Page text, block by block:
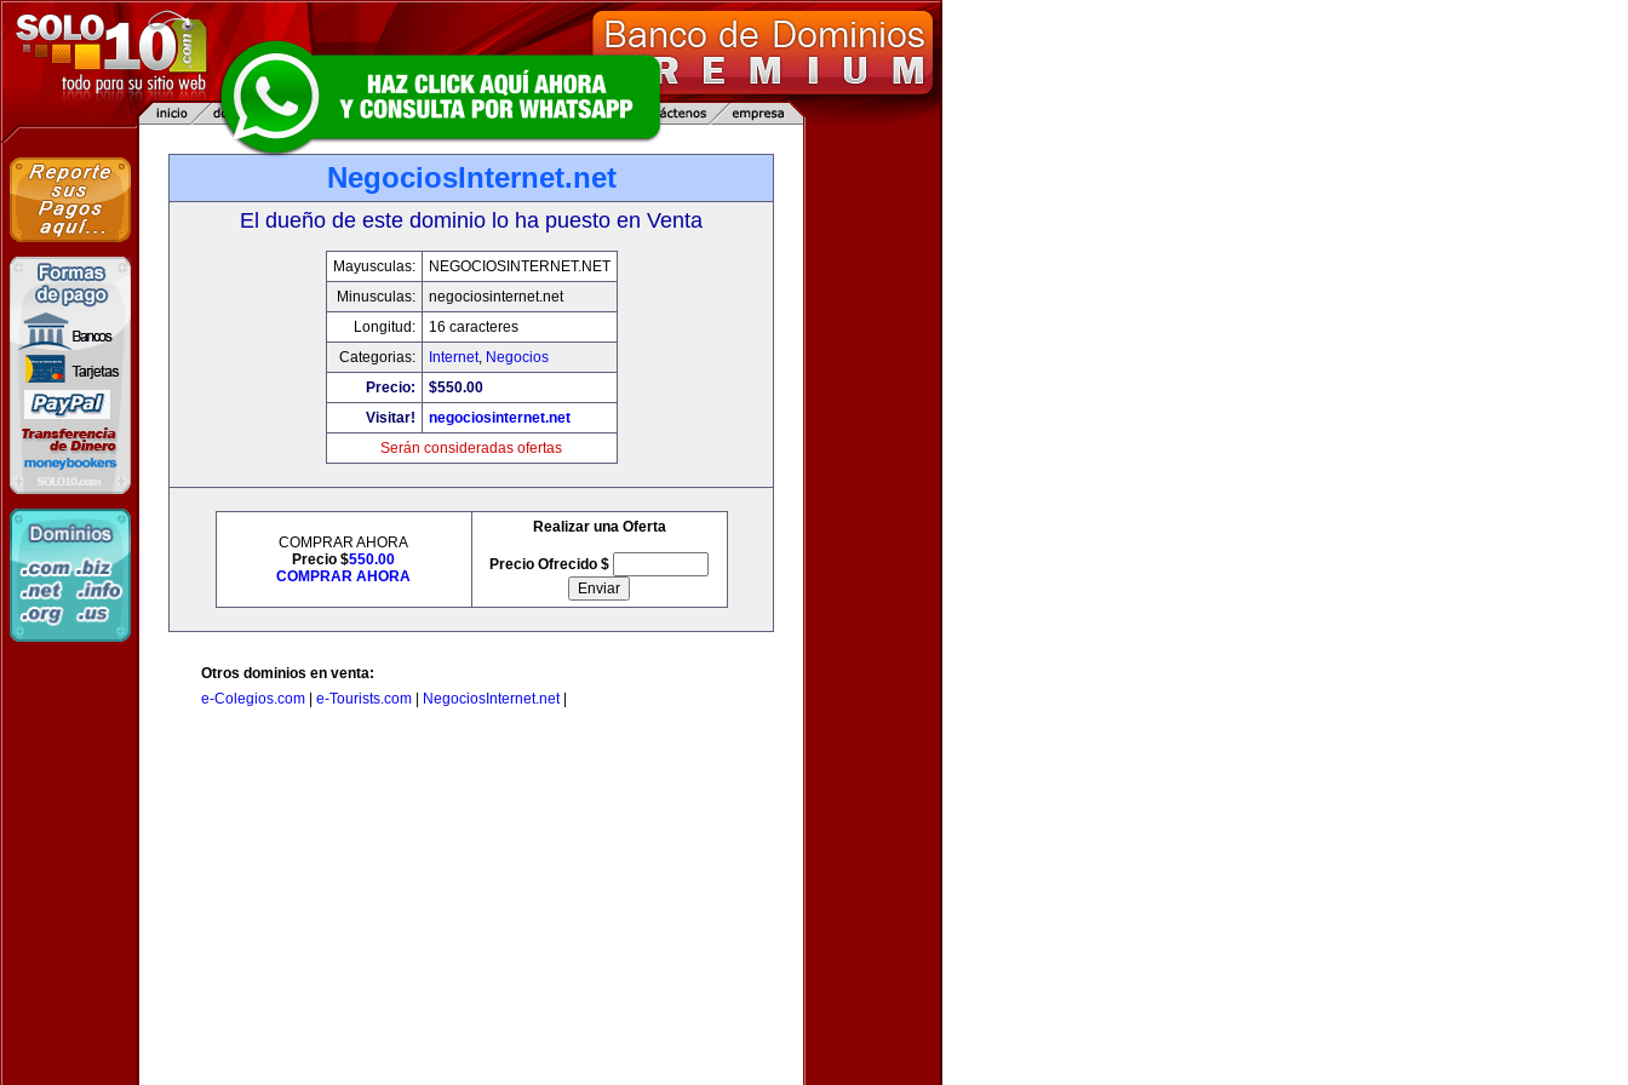
NegociosInternet.net
El dueño de este dominio lo ha puesto en Venta
Mayusculas:
NEGOCIOSINTERNET.NET
Minusculas:
negociosinternet.net
Longitud:
16 caracteres
Categorias:
Internet, Negocios
Precio:
$550.00
Visitar!
negociosinternet.net
Serán consideradas ofertas
COMPRAR AHORA
Precio $550.00
COMPRAR AHORA
Realizar una Oferta
Precio Ofrecido $
Otros dominios en venta:
e-Colegios.com
e-Tourists.com NegociosInternet.net|